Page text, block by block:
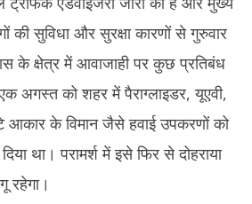
की सुविधा और सुरक्षा कारणों से गुरुवार
के क्षेत्र में आवाजाही पर कुछ प्रतिबंध
अगस्त को शहर में पैराग्लाइडर, यूएवी,
के विमान जैसे हवाई उपकरणों को
था। परामर्श में इसे फिर से दोहराया
रहेगा।